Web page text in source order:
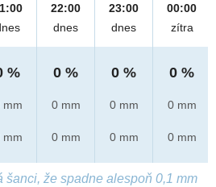
%
mm
mm
22:00
dnes
0 %
0 mm
0 mm
23:00
dnes
0 %
0 mm
0 mm
00:00
zítra
0 %
0 mm
0 mm
šanci, že spadne alespoň 0,1 mm